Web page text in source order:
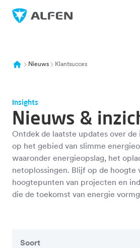
Overslaan naar hoofdinhoud
Alfen
Nieuws Klantsucces
Insights
Nieuws &
Ontdek de laatste updates over de
op het gebied van slimme
waaronder energieopslag, het
netoplossingen. Blijf op de hoogte
hoogtepunten van projecten en
die de toekomst van energie
Soort